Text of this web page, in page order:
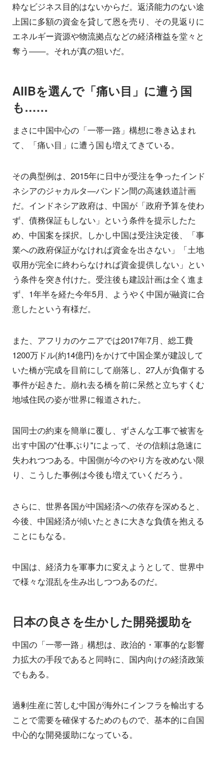
粋なビジネス目的はないからだ。返済能力のない途
上国に多額の資金を貸して恩を売り、その見返りに
エネルギー資源や物流拠点などの経済権益を堂々と
奪う――。それが真の狙いだ。
AIIBを選んで「痛い目」に遭う国
も……
まさに中国中心の「一帯一路」構想に巻き込まれ
て、「痛い目」に遭う国も増えてきている。
その典型例は、2015年に日中が受注を争ったインド
ネシアのジャカルタ―バンドン間の高速鉄道計画
だ。インドネシア政府は、中国が「政府予算を使わ
ず、債務保証もしない」という条件を提示したた
め、中国案を採択。しかし中国は受注決定後、「事
業への政府保証がなければ資金を出さない」「土地
収用が完全に終わらなければ資金提供しない」とい
う条件を突き付けた。受注後も建設計画は全く進ま
ず、1年半を経た今年5月、ようやく中国が融資に合
意したという有様だ。
また、アフリカのケニアでは2017年7月、総工費
1200万ドル(約14億円)をかけて中国企業が建設して
いた橋が完成を目前にして崩落し、27人が負傷する
事件が起きた。崩れ去る橋を前に呆然と立ちすくむ
地域住民の姿が世界に報道された。
国同士の約束を簡単に覆し、ずさんな工事で被害を
出す中国の"仕事ぶり"によって、その信頼は急速に
失われつつある。中国側が今のやり方を改めない限
り、こうした事例は今後も増えていくだろう。
さらに、世界各国が中国経済への依存を深めると、
今後、中国経済が傾いたときに大きな負債を抱える
ことにもなる。
中国は、経済力を軍事力に変えようとして、世界中
で様々な混乱を生み出しつつあるのだ。
日本の良さを生かした開発援助を
中国の「一帯一路」構想は、政治的・軍事的な影響
力拡大の手段であると同時に、国内向けの経済政策
でもある。
過剰生産に苦しむ中国が海外にインフラを輸出する
ことで需要を確保するためのもので、基本的に自国
中心的な開発援助になっている。